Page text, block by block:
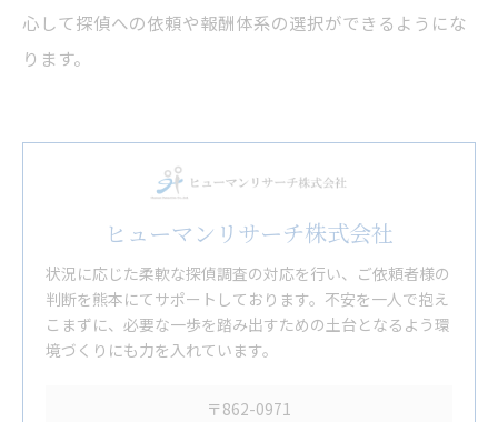
心して探偵への依頼や報酬体系の選択ができるようにな
ります。
ヒューマンリサーチ株式会社
状況に応じた柔軟な探偵調査の対応を行い、ご依頼者様の
判断を熊本にてサポートしております。不安を一人で抱え
こまずに、必要な一歩を踏み出すための土台となるよう環
境づくりにも力を入れています。
〒862-0971